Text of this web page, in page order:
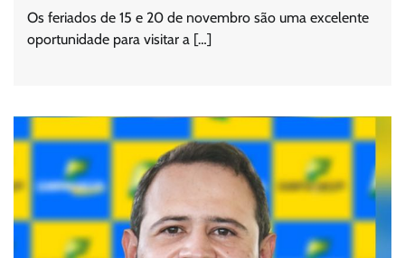
Os feriados de 15 e 20 de novembro são uma excelente
oportunidade para visitar a […]